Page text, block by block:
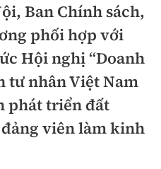
Ban Chính sách,
phối hợp với
Hội nghị “Doanh
tư nhân Việt Nam
phát triển đất
viên làm kinh